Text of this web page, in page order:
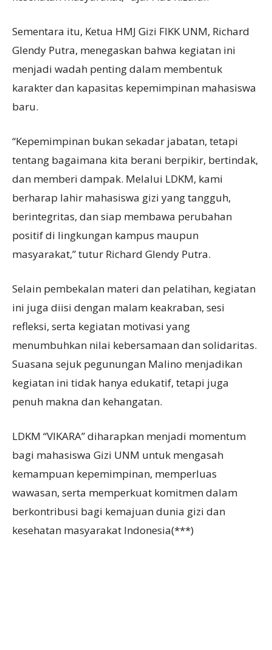
Sementara itu, Ketua HMJ Gizi FIKK UNM, Richard
Glendy Putra, menegaskan bahwa kegiatan ini
menjadi wadah penting dalam membentuk
karakter dan kapasitas kepemimpinan mahasiswa
baru.
“Kepemimpinan bukan sekadar jabatan, tetapi
tentang bagaimana kita berani berpikir, bertindak,
dan memberi dampak. Melalui LDKM, kami
berharap lahir mahasiswa gizi yang tangguh,
berintegritas, dan siap membawa perubahan
positif di lingkungan kampus maupun
masyarakat,” tutur Richard Glendy Putra.
Selain pembekalan materi dan pelatihan, kegiatan
ini juga diisi dengan malam keakraban, sesi
refleksi, serta kegiatan motivasi yang
menumbuhkan nilai kebersamaan dan solidaritas.
Suasana sejuk pegunungan Malino menjadikan
kegiatan ini tidak hanya edukatif, tetapi juga
penuh makna dan kehangatan.
LDKM “VIKARA” diharapkan menjadi momentum
bagi mahasiswa Gizi UNM untuk mengasah
kemampuan kepemimpinan, memperluas
wawasan, serta memperkuat komitmen dalam
berkontribusi bagi kemajuan dunia gizi dan
kesehatan masyarakat Indonesia(***)